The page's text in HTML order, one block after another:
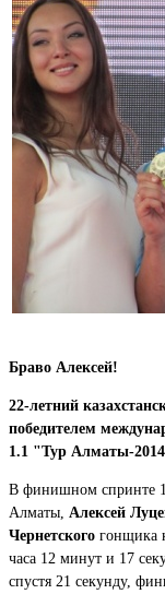
Браво Алексей!
22-летний
победителем
1.1 "Тур Алматы-
В финишном спринте
Алматы, Алексей
Чернетского гонщика
часа 12 минут и 17
спустя 21 секунду,